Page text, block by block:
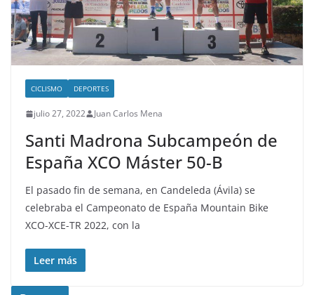
CICLISMO DEPORTES
julio 27, 2022 Juan Carlos Mena
Santi Madrona Subcampeón de
España XCO Máster 50-B
El pasado fin de semana, en Candeleda (Ávila) se
celebraba el Campeonato de España Mountain Bike
XCO-XCE-TR 2022, con la
Leer más